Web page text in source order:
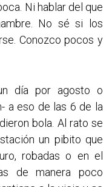
Ni hablar del que
No sé si los
Conozco pocos y
día por agosto o
a eso de las 6 de la
bola. Al rato se
un pibito que
robadas o en el
de manera poco